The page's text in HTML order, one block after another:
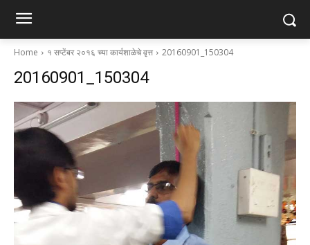
Home १ सप्टेंबर २०१६ च्या कार्यशाळेचे वृत्त 20160901_150304
20160901_150304